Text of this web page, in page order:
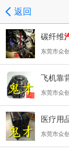
返回
碳纤维
东莞市众
飞机靠
东莞市众
医疗用
东莞市众